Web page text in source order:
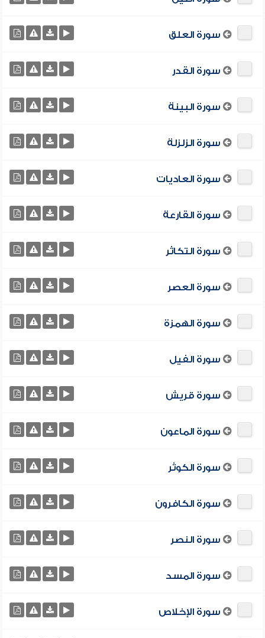
سورة العلق
سورة القدر
سورة البينة
سورة الزلزلة
سورة العاديات
سورة القارعة
سورة التكاثر
سورة العصر
سورة الهمزة
سورة الفيل
سورة قريش
سورة الماعون
سورة الكوثر
سورة الكافرون
سورة النصر
سورة المسد
سورة الإخلاص